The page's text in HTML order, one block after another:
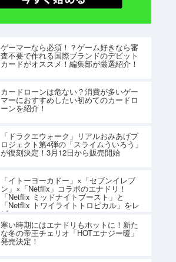
ゲーマーなら必須！？ゲーム好きなら審
査不要で作れる国際ブランドのデビット
カードがオススメ！編集部が厳選紹介！
カードローンは危ない？消費が多いゲー
マーにおすすめしたい初めてのカードロ
ーンを紹介！
「ドラクエウォーク」リアルおみあげプ
ロジェクト第4弾の「スライムういろう」
が復刻決定！3月12日から販売開始
「イトーヨーカドー」×「セブンイレブ
ン」×「Netflix」コラボのエナドリ！
「Netflix ミッドナイトブースト」と
「Netflix トワイライトトロピカル」をレ
ビュー
寒い時期にはエナドリもホットに！新た
な冬の帝王チェリオ「HOTエナジー暖」
発売決定！